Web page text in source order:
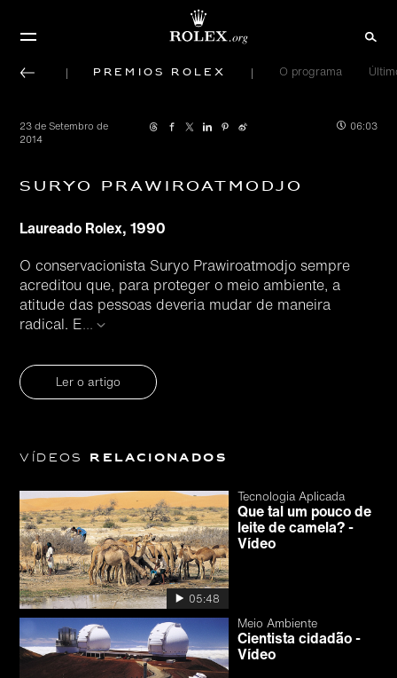
Prêmios Rolex O programa
23 de Setembro de
2014
06:03
Suryo Prawiroatmodjo
Laureado Rolex, 1990
O conservacionista Suryo Prawiroatmodjo sempre
acreditou que, para proteger o meio ambiente, a
atitude das pessoas deveria mudar de maneira
radical. E...
Ler o artigo
Vídeos relacionados
05:48
Tecnologia Aplicada
Que tal um pouco de
leite de camela? -
Vídeo
Meio Ambiente
Cientista cidadão -
Vídeo